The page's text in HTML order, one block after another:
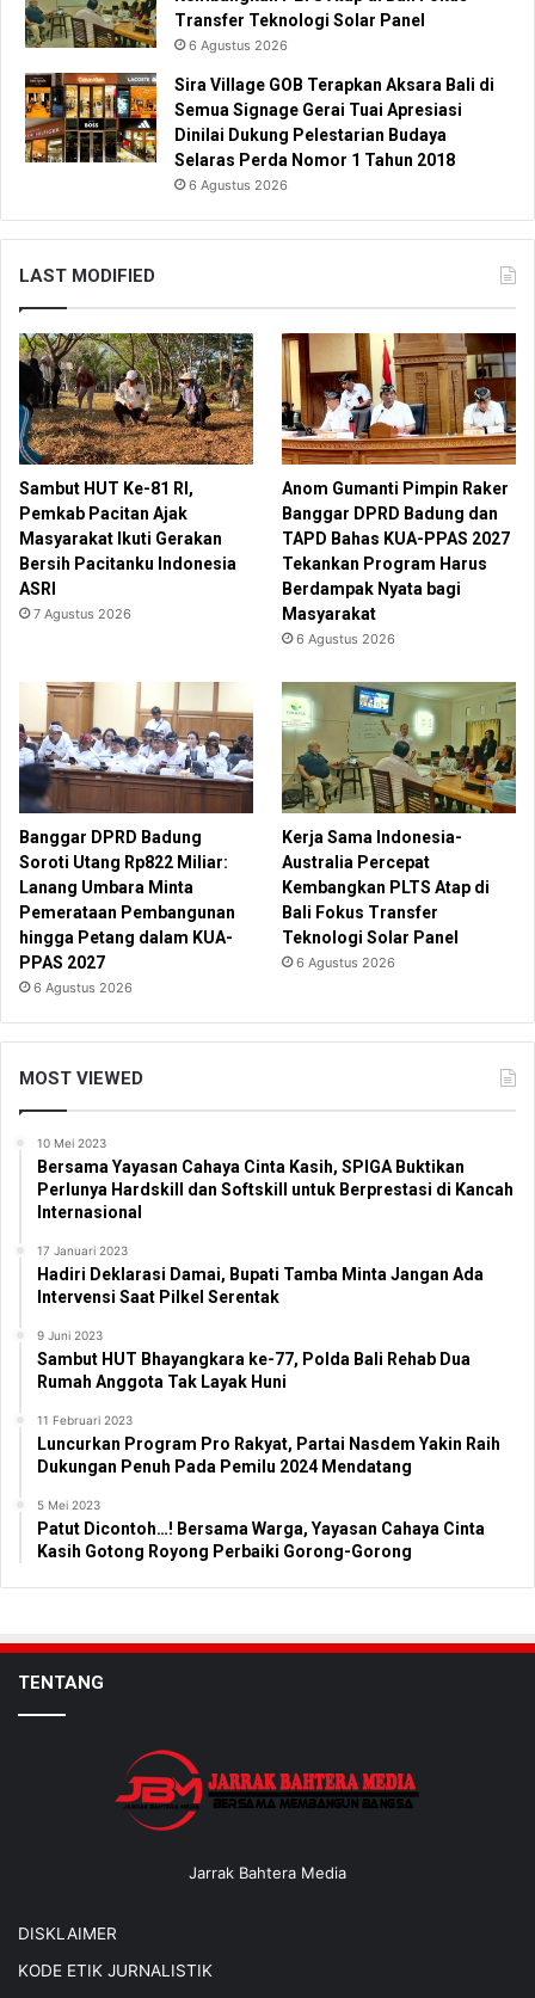
Transfer Teknologi Solar Panel
6 Agustus 2026
Sira Village GOB Terapkan Aksara Bali di
Semua Signage Gerai Tuai Apresiasi
Dinilai Dukung Pelestarian Budaya
Selaras Perda Nomor 1 Tahun 2018
6 Agustus 2026
LAST MODIFIED
Sambut HUT Ke-81 RI,
Pemkab Pacitan Ajak
Masyarakat Ikuti Gerakan
Bersih Pacitanku Indonesia
ASRI
7 Agustus 2026
Anom Gumanti Pimpin Raker
Banggar DPRD Badung dan
TAPD Bahas KUA-PPAS 2027
Tekankan Program Harus
Berdampak Nyata bagi
Masyarakat
6 Agustus 2026
Banggar DPRD Badung
Soroti Utang Rp822 Miliar:
Lanang Umbara Minta
Pemerataan Pembangunan
hingga Petang dalam KUA-
PPAS 2027
6 Agustus 2026
Kerja Sama Indonesia-
Australia Percepat
Kembangkan PLTS Atap di
Bali Fokus Transfer
Teknologi Solar Panel
6 Agustus 2026
MOST VIEWED
10 Mei 2023
Bersama Yayasan Cahaya Cinta Kasih, SPIGA Buktikan
Perlunya Hardskill dan Softskill untuk Berprestasi di Kancah
Internasional
17 Januari 2023
Hadiri Deklarasi Damai, Bupati Tamba Minta Jangan Ada
Intervensi Saat Pilkel Serentak
9 Juni 2023
Sambut HUT Bhayangkara ke-77, Polda Bali Rehab Dua
Rumah Anggota Tak Layak Huni
11 Februari 2023
Luncurkan Program Pro Rakyat, Partai Nasdem Yakin Raih
Dukungan Penuh Pada Pemilu 2024 Mendatang
5 Mei 2023
Patut Dicontoh…! Bersama Warga, Yayasan Cahaya Cinta
Kasih Gotong Royong Perbaiki Gorong-Gorong
TENTANG
Jarrak Bahtera Media
DISKLAIMER
KODE ETIK JURNALISTIK